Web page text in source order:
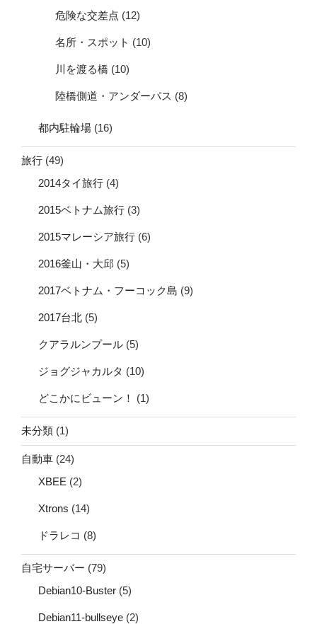
危険な交差点 (12)
名所・スポット (10)
川を渡る橋 (10)
陸橋側道・アンダーパス (8)
都内駐輪場 (16)
旅行 (49)
2014タイ旅行 (4)
2015ベトナム旅行 (3)
2015マレーシア旅行 (6)
2016釜山・大邱 (5)
2017ベトナム・フーコック島 (9)
2017台北 (5)
クアラルンプール (5)
ジョグジャカルタ (10)
どこかにビューン！ (1)
未分類 (1)
自動車 (24)
XBEE (2)
Xtrons (14)
ドラレコ (8)
自宅サーバー (79)
Debian10-Buster (5)
Debian11-bullseye (2)